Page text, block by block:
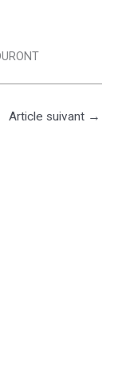
Article suivant →